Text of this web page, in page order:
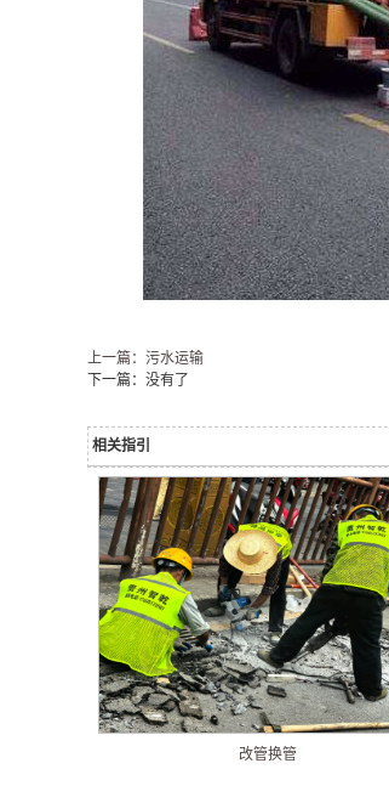
上一篇：污水运输
下一篇：没有了
相关指引
改管换管